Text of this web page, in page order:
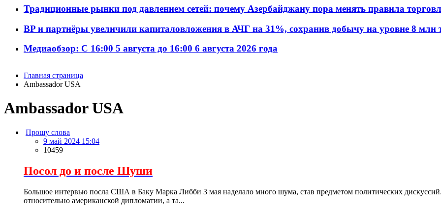
Традиционные рынки под давлением сетей: почему Азербайджану пора менять правила
BP и партнёры увеличили капиталовложения в АЧГ на 31%, сохранив добычу на уровне 8 млн
Медиаобзор: С 16:00 5 августа до 16:00 6 августа 2026 года
Главная страница
Ambassador USA
Ambassador USA
Прошу слова
9 май 2024 15:04
10459
Посол до и после Шуши
Большое интервью посла США в Баку Марка Либби 3 мая наделало много шума, став предметом политических
относительно американской дипломатии, а та...